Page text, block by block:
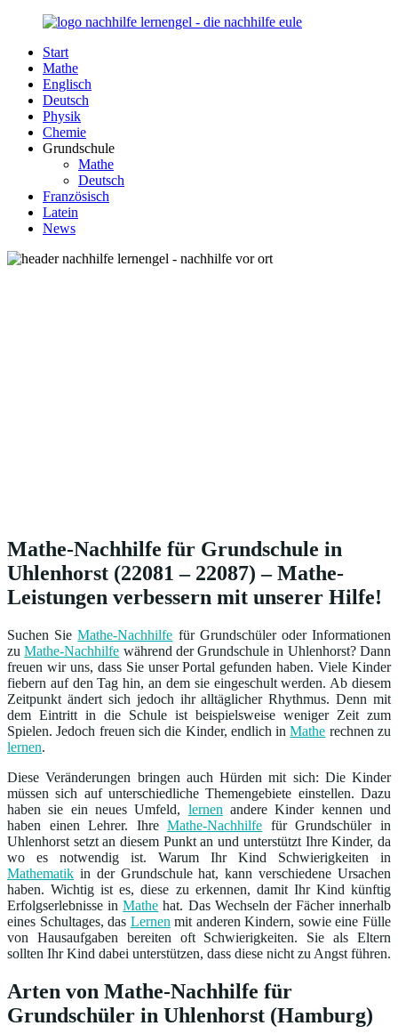
Zurück
Inhalt
Nachhilfe-
Lernengel.de
Unsere
Nachhilfe-
Eule
berät
zum
Damit
Lernen
Spaß
Start
Mathe
Englisch
Deutsch
Physik
Chemie
Grundschule
Mathe
Deutsch
Französisch
Latein
News
Mathe-Nachhilfe für Grundschule in
Uhlenhorst (22081 – 22087) – Mathe-
Leistungen verbessern mit unserer Hilfe!
Suchen SieMathe-Nachhilfe für Grundschüler oder Informationen
zuMathe-Nachhilfe während der Grundschule in Uhlenhorst? Dann
freuen wir uns, dass Sie unser Portal gefunden haben. Viele Kinder
fiebern auf den Tag hin, an dem sie eingeschult werden. Ab diesem
Zeitpunkt ändert sich jedoch ihr alltäglicher Rhythmus. Denn mit
dem Eintritt in die Schule ist beispielsweise weniger Zeit zum
Spielen. Jedoch freuen sich die Kinder, endlich inMathe rechnen zu
lernen.
Diese Veränderungen bringen auch Hürden mit sich: Die Kinder
müssen sich auf unterschiedliche Themengebiete einstellen. Dazu
haben sie ein neues Umfeld, lernen andere Kinder kennen und
haben einen Lehrer. IhreMathe-Nachhilfe für Grundschüler in
Uhlenhorst setzt an diesem Punkt an und unterstützt Ihre Kinder, da
wo es notwendig ist. Warum Ihr Kind Schwierigkeiten in
Mathematik in der Grundschule hat, kann verschiedene Ursachen
haben. Wichtig ist es, diese zu erkennen, damit Ihr Kind künftig
Erfolgserlebnisse inMathe hat. Das Wechseln der Fächer innerhalb
eines Schultages, das Lernen mit anderen Kindern, sowie eine Fülle
von Hausaufgaben bereiten oft Schwierigkeiten. Sie als Eltern
sollten Ihr Kind dabei unterstützen, dass diese nicht zu Angst führen.
Arten von Mathe-Nachhilfe für
Grundschüler in Uhlenhorst (Hamburg)